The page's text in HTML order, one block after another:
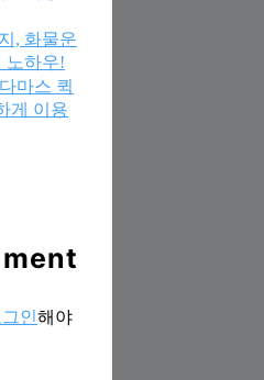
, 화물운
노하우!
마스 퀵
게 이용
인해야